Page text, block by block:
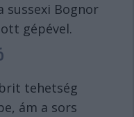
sussexi Bognor
gépével.
tehetség
ám a sors